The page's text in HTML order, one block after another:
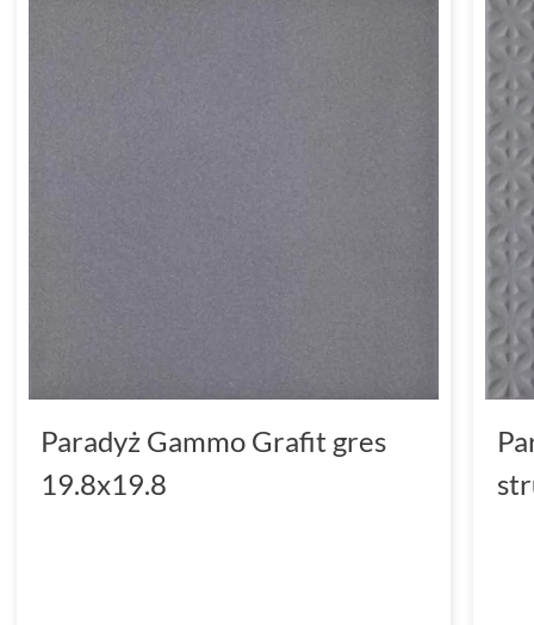
Paradyż Gammo Grafit gres
19.8x19.8